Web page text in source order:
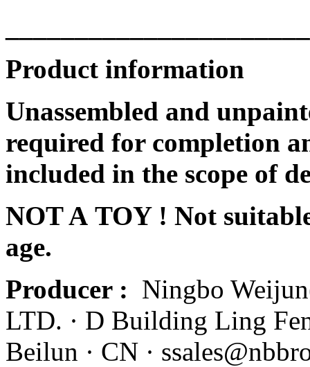
Product information
Unassembled and
required for completion
included in the scope of
NOT A TOY ! Not
age.
Producer : Ningbo
LTD. · D Building Ling
Beilun · CN ·